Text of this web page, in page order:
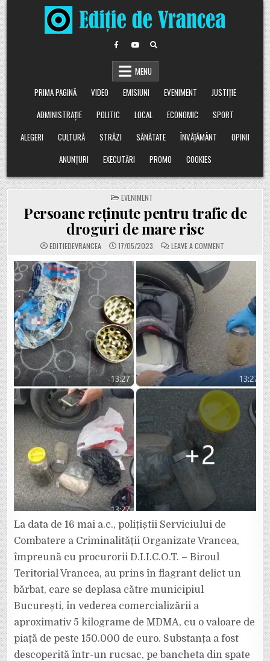
Skip
to
content
MENU
PRIMA PAGINĂ
VIDEO EMISIUNI EVENIMENT
JUSTIȚIE
ADMINISTRAȚIE
POLITIC LOCAL ECONOMIC
SPORT
ALEGERI
CULTURĂ STRĂZI SĂNĂTATE ÎNVĂȚĂMÂNT
OPINII
ANUNȚURI
EXECUTĂRI PROMO COOKIES
POSTED
IN
EVENIMENT
Persoane reținute pentru trafic de
droguri de mare risc
EDITIEDEVRANCEA 17/05/2023 LEAVE A COMMENTON
PERSOANE
REȚINUTE
PENTRU
TRAFIC
DE
DROGURI
MARE
RISC
La data de 16 mai a.c., polițiștii Serviciului de
Combatere a Criminalității Organizate Vrancea,
împreună cu procurorii D.I.I.C.O.T. – Biroul
Teritorial Vrancea, au prins în flagrant delict un
bărbat, care se deplasa către municipiul
București, în vederea comercializării a
aproximativ 5 kilograme de MDMA, cu o valoare de
piață de peste 150.000 de euro. Substanța a fost
descoperită într-un rucsac, pe bancheta din spate